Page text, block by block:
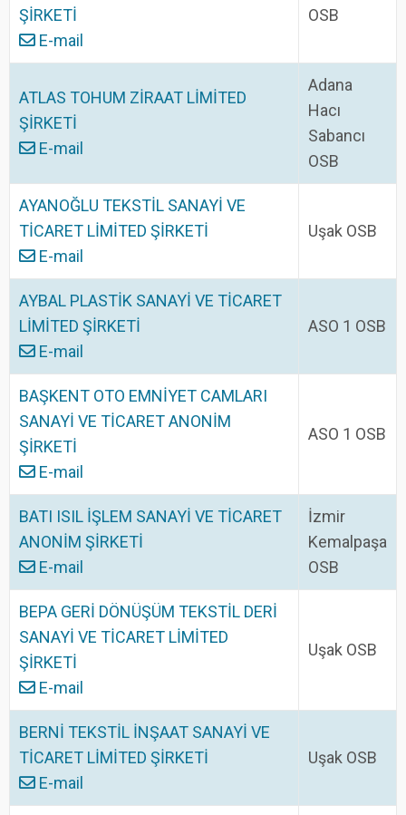
ŞİRKETİ
E-mail
OSB
ATLAS TOHUM ZİRAAT LİMİTED
ŞİRKETİ
E-mail
Adana
Hacı
Sabancı
OSB
AYANOĞLU TEKSTİL SANAYİ VE
TİCARET LİMİTED ŞİRKETİ
E-mail
Uşak OSB
AYBAL PLASTİK SANAYİ VE TİCARET
LİMİTED ŞİRKETİ
E-mail
ASO 1 OSB
BAŞKENT OTO EMNİYET CAMLARI
SANAYİ VE TİCARET ANONİM
ŞİRKETİ
E-mail
ASO 1 OSB
BATI ISIL İŞLEM SANAYİ VE TİCARET
ANONİM ŞİRKETİ
E-mail
İzmir
Kemalpaşa
OSB
BEPA GERİ DÖNÜŞÜM TEKSTİL DERİ
SANAYİ VE TİCARET LİMİTED
ŞİRKETİ
E-mail
Uşak OSB
BERNİ TEKSTİL İNŞAAT SANAYİ VE
TİCARET LİMİTED ŞİRKETİ
E-mail
Uşak OSB